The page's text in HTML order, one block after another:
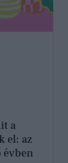
el: az
évben